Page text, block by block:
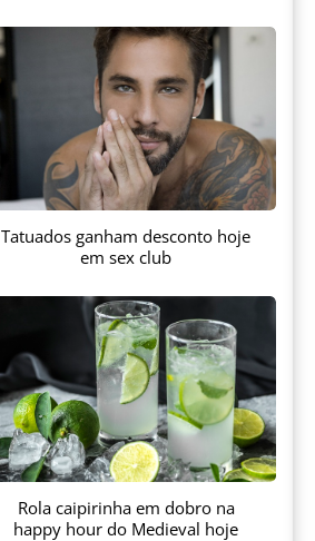
Tatuados ganham desconto hoje
em sex club
Rola caipirinha em dobro na
happy hour do Medieval hoje